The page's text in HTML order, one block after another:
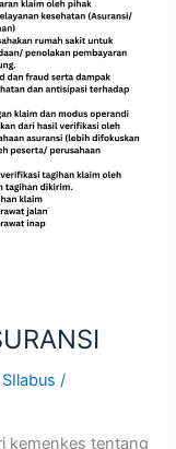
SIlabus /
kemenkes tentang